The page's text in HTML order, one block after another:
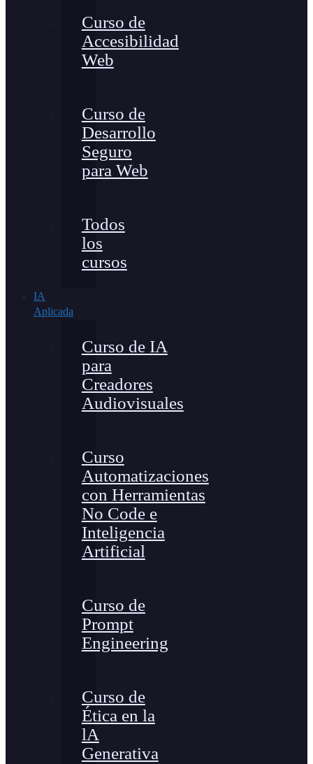
Curso de
Accesibilidad
Web
Curso de
Desarrollo
Seguro
para Web
Todos
los
cursos
IA
Aplicada
Curso de IA
para
Creadores
Audiovisuales
Curso
Automatizaciones
con Herramientas
No Code e
Inteligencia
Artificial
Curso de
Prompt
Engineering
Curso de
Ética en la
lA
Generativa